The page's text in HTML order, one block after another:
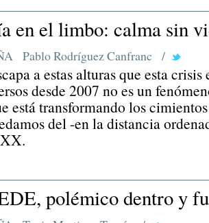
en el limbo: calma sin
Pablo Rodríguez Canfranc /
a estas alturas que esta crisis
desde 2007 no es un
está transformando los
del -en la distancia
polémico dentro y